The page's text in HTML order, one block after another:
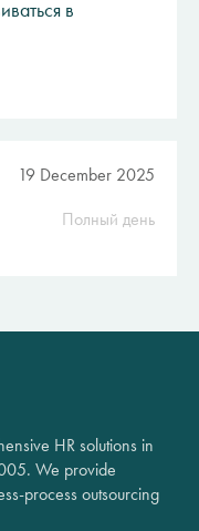
в
19 December 2025
Полный день
HR solutions in
We provide
process outsourcing